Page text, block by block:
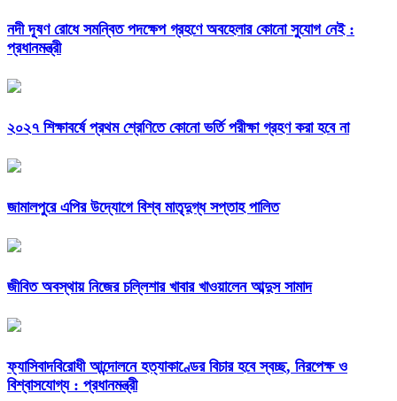
নদী দূষণ রোধে সমন্বিত পদক্ষেপ গ্রহণে অবহেলার কোনো সুযোগ নেই :
প্রধানমন্ত্রী
২০২৭ শিক্ষাবর্ষে প্রথম শ্রেণিতে কোনো ভর্তি পরীক্ষা গ্রহণ করা হবে না
জামালপুরে এপির উদ্যোগে বিশ্ব মাতৃদুগ্ধ সপ্তাহ পালিত
জীবিত অবস্থায় নিজের চল্লিশার খাবার খাওয়ালেন আব্দুস সামাদ
ফ্যাসিবাদবিরোধী আন্দোলনে হত্যাকাণ্ডের বিচার হবে স্বচ্ছ, নিরপেক্ষ ও
বিশ্বাসযোগ্য : প্রধানমন্ত্রী